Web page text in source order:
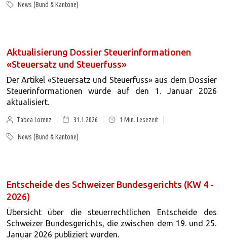
News (Bund & Kantone)
Aktualisierung Dossier Steuerinformationen
«Steuersatz und Steuerfuss»
Der Artikel «Steuersatz und Steuerfuss» aus dem Dossier
Steuerinformationen wurde auf den 1. Januar 2026
aktualisiert.
Tabea Lorenz 31.1.2026 1 Min. Lesezeit
News (Bund & Kantone)
Entscheide des Schweizer Bundesgerichts (KW 4 -
2026)
Übersicht über die steuerrechtlichen Entscheide des
Schweizer Bundesgerichts, die zwischen dem 19. und 25.
Januar 2026 publiziert wurden.